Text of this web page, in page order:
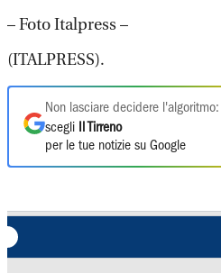
– Foto Italpress –
(ITALPRESS).
Non lasciare decidere l'algoritmo:
scegli
Il Tirreno
per le tue notizie su Google